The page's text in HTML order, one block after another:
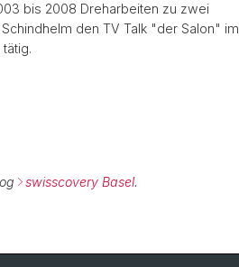
bis 2008 Dreharbeiten zu zwei
den TV Talk "der Salon" im
swisscovery Basel.